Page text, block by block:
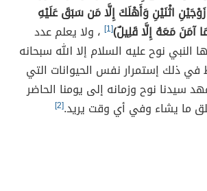
اثْنَيْنِ وَأَهْلَكَ إِلَّا مَن سَبَقَ عَلَيْهِ
آمَنَ مَعَهُ إِلَّا قَلِيلٌ)[1]
، ولا يعلم عدد
النبي نوح عليه السلام إلا الله سبحانه
في ذلك إستمرار نفس الحيوانات التي
سيدنا نوح وزمانه إلى يومنا الحاضر
ما يشاء وفي أي وقت يريد.[2]